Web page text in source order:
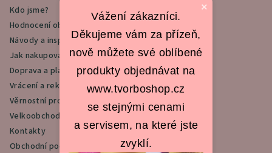
Kdo jsme?
Hodnocení obchodu
Návody a inspirace
Jak nakupovat
Doprava a platba
Vrácení a reklamace
Věrnostní program
Velkoobchod
Kontakty
Obchodní podmínky
×
Vážení zákazníci.
Děkujeme vám za přízeň,
nově můžete své oblíbené
produkty objednávat na
www.tvorboshop.cz
se stejnými cenami
a servisem, na které jste
zvyklí.